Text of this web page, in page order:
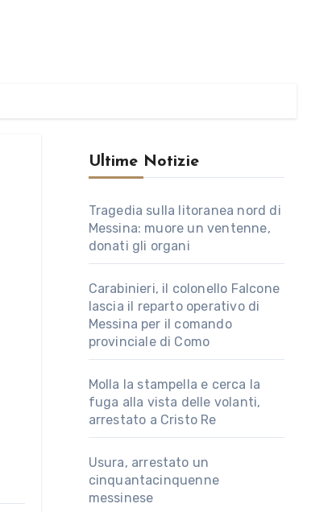
Ultime Notizie
Tragedia sulla litoranea nord di
Messina: muore un ventenne,
donati gli organi
Carabinieri, il colonello Falcone
lascia il reparto operativo di
Messina per il comando
provinciale di Como
Molla la stampella e cerca la
fuga alla vista delle volanti,
arrestato a Cristo Re
Usura, arrestato un
cinquantacinquenne
messinese